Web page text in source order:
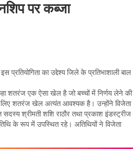
पर कब्जा
का उद्देश्य जिले के प्रतिभाशाली बाल
शतरंज एक ऐसा खेल है जो बच्चों में निर्णय लेने की
लिए शतरंज खेल अत्यंत आवश्यक है। उन्होंने विजेता
श्रीमती शशि राठौर तथा प्रकाश इंडस्ट्रीज
के रूप में उपस्थित रहे। अतिथियों ने विजेता